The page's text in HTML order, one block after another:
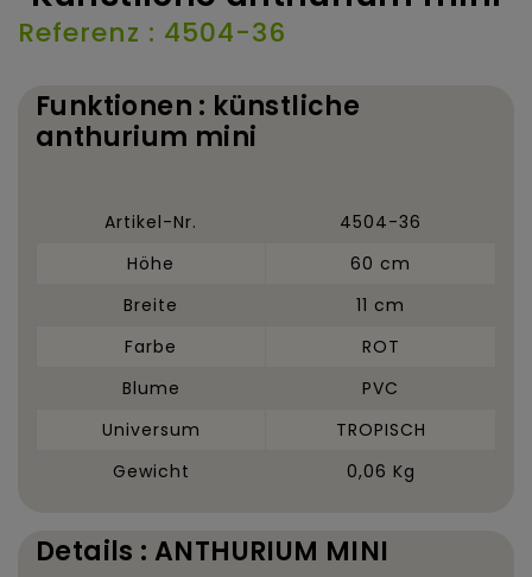
Referenz : 4504-36
Funktionen : künstliche
anthurium mini
Artikel-Nr.
4504-36
Höhe
60 cm
Breite
11 cm
Farbe
ROT
Blume
PVC
Universum
TROPISCH
Gewicht
0,06 Kg
Details : ANTHURIUM MINI